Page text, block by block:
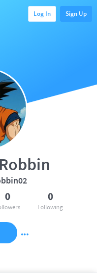
Log In Sign Up
0 0
Following